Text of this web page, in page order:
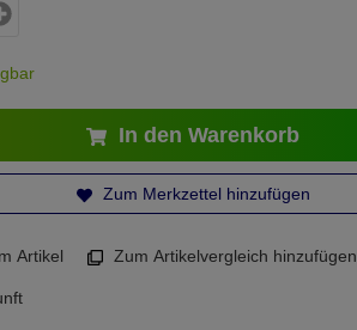
In den Warenkorb
Zum Merkzettel hinzufügen
Artikel Zum Artikelvergleich hinzufügen